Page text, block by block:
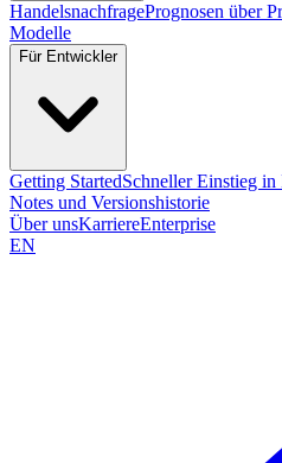
HandelsnachfragePrognosen über
Modelle
Für Entwickler
Getting StartedSchneller Einstieg
Notes und Versionshistorie
Über unsKarriereEnterprise
EN